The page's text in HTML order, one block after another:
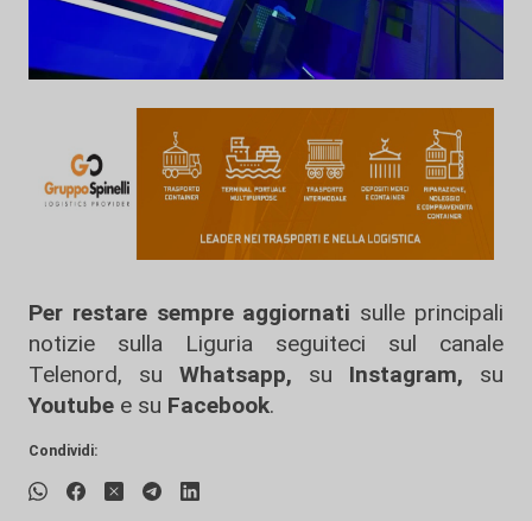
Per restare sempre aggiornati sulle principali
notizie sulla Liguria seguiteci sul canale
Telenord, su
Whatsapp, su Instagram, su
Youtube e su Facebook.
Condividi: